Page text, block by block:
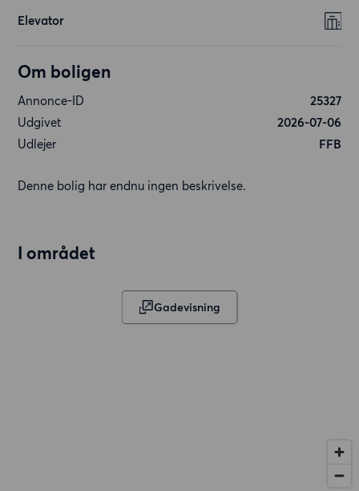
Elevator
Om boligen
Annonce-ID
25327
Udgivet
2026-07-06
Udlejer
FFB
Denne bolig har endnu ingen beskrivelse.
I området
Gadevisning